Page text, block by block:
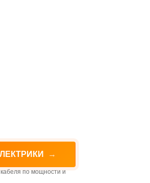
→
по мощности и